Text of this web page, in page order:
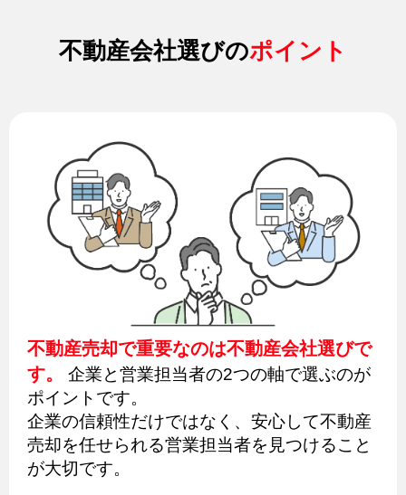
不動産会社選びのポイント
不動産売却で重要なのは不動産会社選びで
す。
企業と営業担当者の2つの軸で選ぶのが
ポイントです。
企業の信頼性だけではなく、安心して不動産
売却を任せられる営業担当者を見つけること
が大切です。